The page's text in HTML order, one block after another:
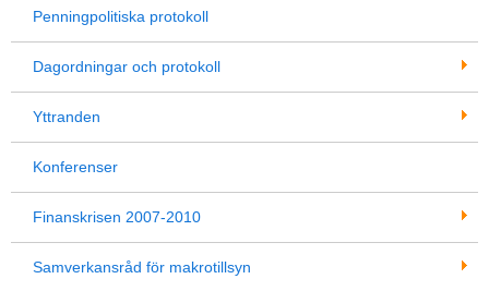
Penningpolitiska protokoll
Dagordningar och protokoll
Yttranden
Konferenser
Finanskrisen 2007-2010
Samverkansråd för makrotillsyn